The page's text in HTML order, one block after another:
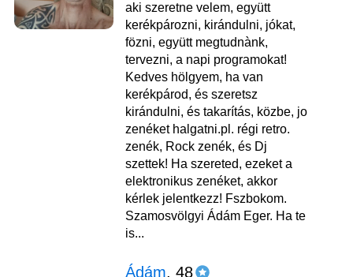
aki szeretne velem, együtt
kerékpározni, kirándulni, jókat,
fözni, együtt megtudnànk,
tervezni, a napi programokat!
Kedves hölgyem, ha van
kerékpárod, és szeretsz
kirándulni, és takarítás, közbe, jo
zenéket halgatni.pl. régi retro.
zenék, Rock zenék, és Dj
szettek! Ha szereted, ezeket a
elektronikus zenéket, akkor
kérlek jelentkezz! Fszbokom.
Szamosvölgyi Ádám Eger. Ha te
is...
Ádám, 48